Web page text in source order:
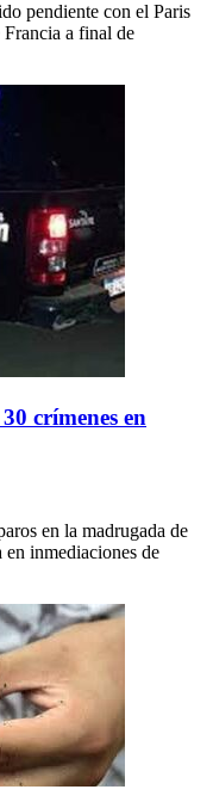
pendiente con el Paris
a final de
crímenes en
en la madrugada de
en inmediaciones de